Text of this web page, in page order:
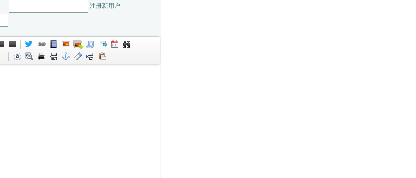
注册新用户